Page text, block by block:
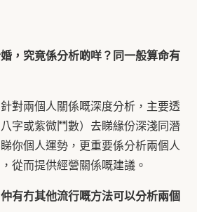
，究竟係分析啲咩？同一般算命有
對兩個人關係嘅深度分析，主要透
字或紫微鬥數）去睇緣份深淺同潛
你個人運勢，更重要係分析兩個人
從而提供經營關係嘅建議。
有冇其他流行嘅方法可以分析兩個